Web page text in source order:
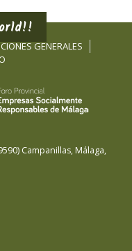
GENERALES
) Campanillas, Málaga,